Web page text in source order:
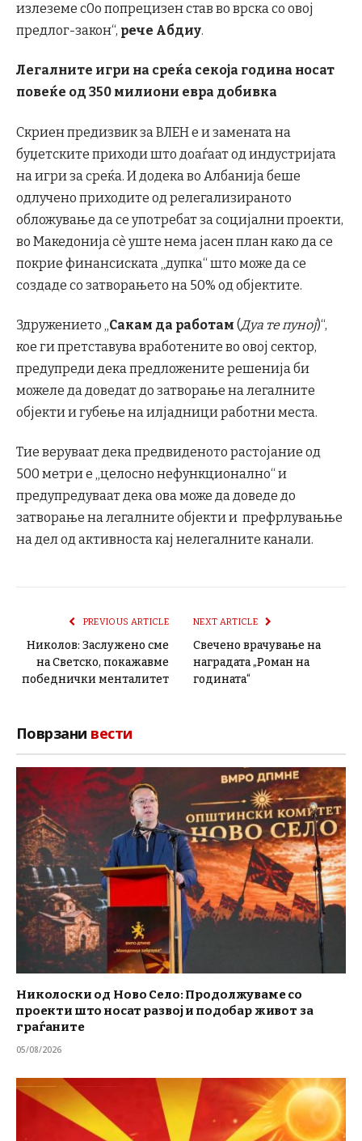
излеземе с0о попрецизен став во врска со овој
предлог-закон“, рече Абдиу.
Легалните игри на среќа секоја година носат
повеќе од 350 милиони евра добивка
Скриен предизвик за ВЛЕН е и замената на
буџетските приходи што доаѓаат од индустријата
на игри за среќа. И додека во Албанија беше
одлучено приходите од релегализираното
обложување да се употребат за социјални проекти,
во Македонија сè уште нема јасен план како да се
покрие финансиската „дупка“ што може да се
создаде со затворањето на 50% од објектите.
Здружението „Сакам да работам (Дуа те пуној)“,
кое ги претставува вработените во овој сектор,
предупреди дека предложените решенија би
можеле да доведат до затворање на легалните
објекти и губење на илјадници работни места.
Тие веруваат дека предвиденото растојание од
500 метри е „целосно нефункционално“ и
предупредуваат дека ова може да доведе до
затворање на легалните објекти и префрлувањње
на дел од активноста кај нелегалните канали.
PREVIOUS ARTICLE
Николов: Заслужено сме
на Светско, покажавме
победнички менталитет
NEXT ARTICLE
Свечено врачување на
наградата „Роман на
годината“
Поврзани вести
Николоски од Ново Село: Продолжуваме со
проекти што носат развој и подобар живот за
граѓаните
05/08/2026